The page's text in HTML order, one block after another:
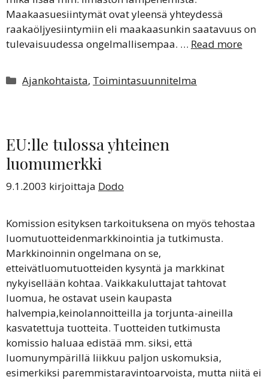
Maakaasuesiintymät ovat yleensä yhteydessä
raakaöljyesiintymiin eli maakaasunkin saatavuus on
tulevaisuudessa ongelmallisempaa. … Read more
Kategoriat
Ajankohtaista, Toimintasuunnitelma
EU:lle tulossa yhteinen
luomumerkki
9.1.2003 kirjoittaja Dodo
Komission esityksen tarkoituksena on myös tehostaa
luomutuotteidenmarkkinointia ja tutkimusta.
Markkinoinnin ongelmana on se,
etteivätluomutuotteiden kysyntä ja markkinat
nykyisellään kohtaa. Vaikkakuluttajat tahtovat
luomua, he ostavat usein kaupasta
halvempia,keinolannoitteilla ja torjunta-aineilla
kasvatettuja tuotteita. Tuotteiden tutkimusta
komissio haluaa edistää mm. siksi, että
luomunympärillä liikkuu paljon uskomuksia,
esimerkiksi paremmistaravintoarvoista, mutta niitä ei